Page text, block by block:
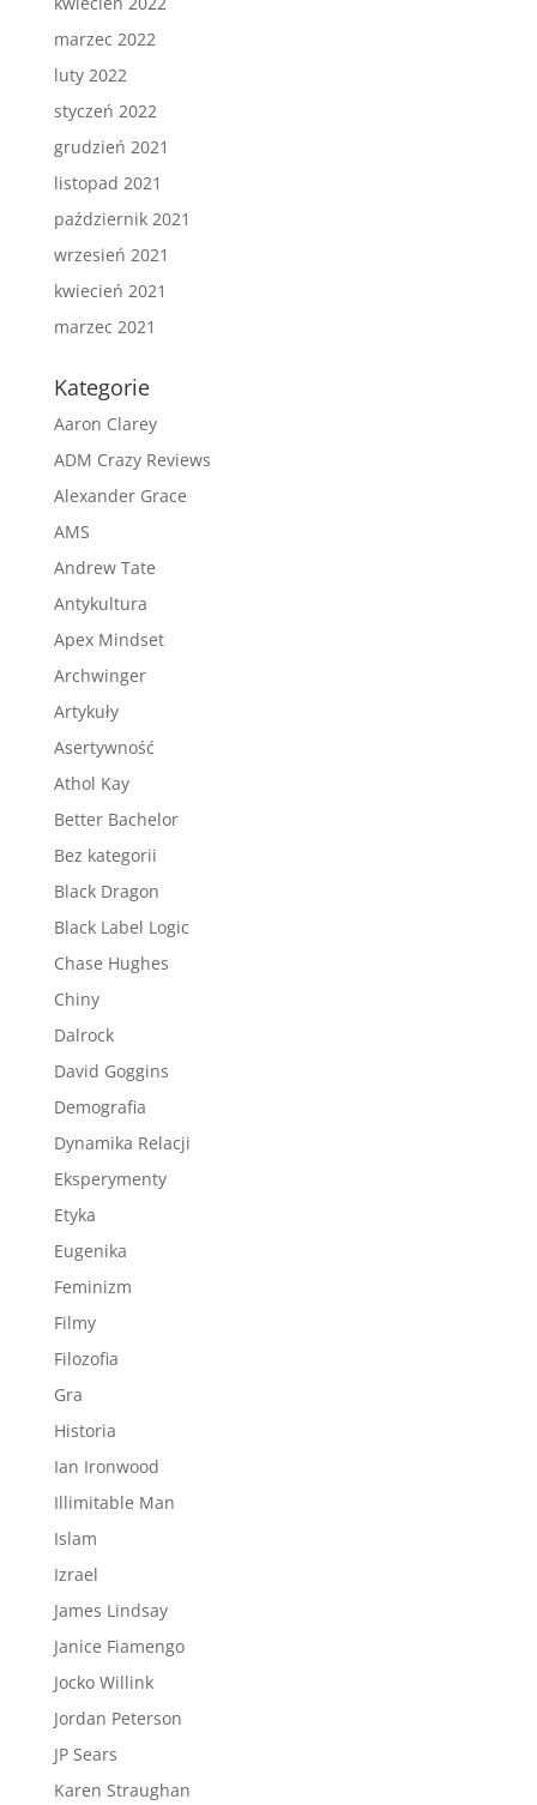
marzec 2022
luty 2022
styczeń 2022
grudzień 2021
listopad 2021
październik 2021
wrzesień 2021
kwiecień 2021
marzec 2021
Kategorie
Aaron Clarey
ADM Crazy Reviews
Alexander Grace
AMS
Andrew Tate
Antykultura
Apex Mindset
Archwinger
Artykuły
Asertywność
Athol Kay
Better Bachelor
Bez kategorii
Black Dragon
Black Label Logic
Chase Hughes
Chiny
Dalrock
David Goggins
Demografia
Dynamika Relacji
Eksperymenty
Etyka
Eugenika
Feminizm
Filmy
Filozofia
Gra
Historia
Ian Ironwood
Illimitable Man
Islam
Izrael
James Lindsay
Janice Fiamengo
Jocko Willink
Jordan Peterson
JP Sears
Karen Straughan